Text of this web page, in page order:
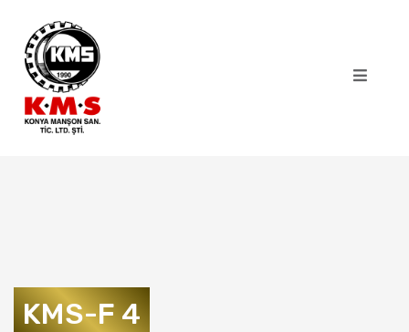
KMS-F 4